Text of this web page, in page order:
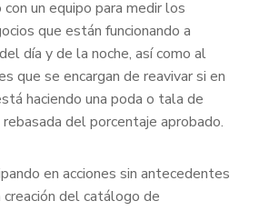
un equipo para medir los
que están funcionando a
día y de la noche, así como al
que se encargan de reavivar si en
haciendo una poda o tala de
del porcentaje aprobado.
en acciones sin antecedentes
creación del catálogo de